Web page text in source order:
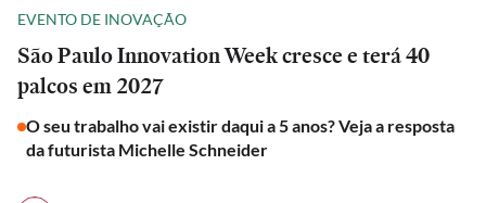
EVENTO DE INOVAÇÃO
São Paulo Innovation Week cresce e terá 40
palcos em 2027
O seu trabalho vai existir daqui a 5 anos? Veja a resposta
da futurista Michelle Schneider